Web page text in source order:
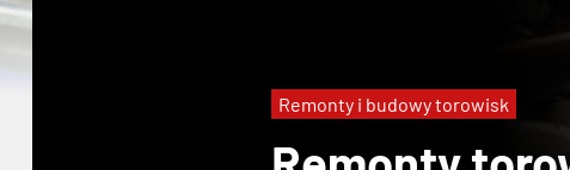
Remonty i budowy torowisk